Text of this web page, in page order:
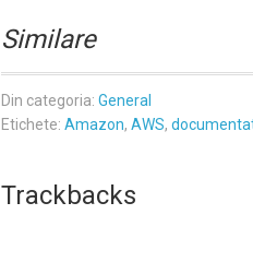
Similare
Din categoria: General
Etichete: Amazon, AWS,
Trackbacks